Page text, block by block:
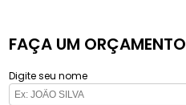
FAÇA UM ORÇAMENTO
Digite seu nome